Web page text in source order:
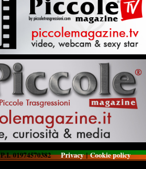
01974570382Privacy|Cookie policy